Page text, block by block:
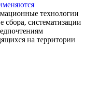
технологии
сбора, систематизации
на территории